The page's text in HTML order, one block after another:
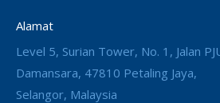
Alamat
Level 5, Surian Tower, No. 1, Jalan
Damansara, 47810 Petaling Jaya,
Selangor, Malaysia